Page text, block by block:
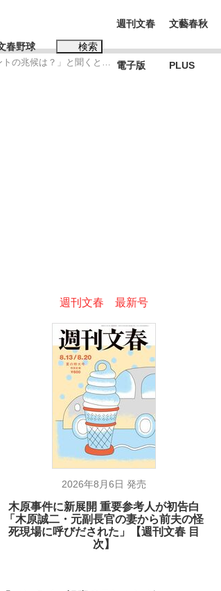
真実 選手が明かす...
から』倉本聰氏（91...
春野球 検索
週刊文春
電子版
文藝春秋
PLUS
トの兆候は？」と聞くと…
週刊文春 最新号
2026年8月6日 発売
木原事件に新展開 重要参考人が初告白
「木原誠二・元副長官の妻から前夫の怪
死現場に呼びだされた」【週刊文春 目
次】